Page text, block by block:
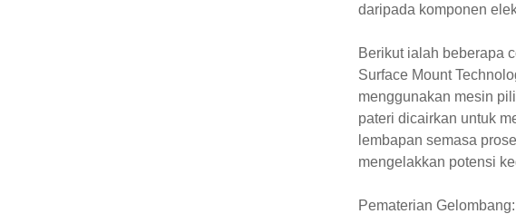
daripada komponen
Berikut ialah beberapa
Surface Mount
menggunakan mesin
pateri dicairkan untuk
lembapan semasa
mengelakkan potensi
Pematerian